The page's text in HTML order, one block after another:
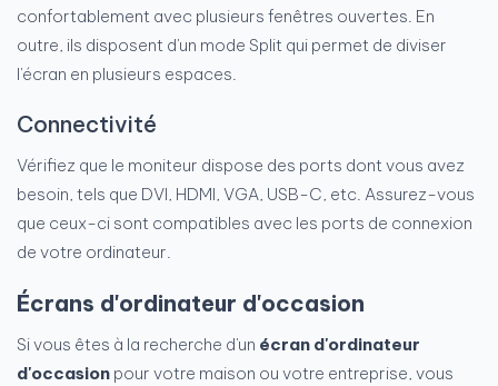
confortablement avec plusieurs fenêtres ouvertes. En
outre, ils disposent d'un mode Split qui permet de diviser
l'écran en plusieurs espaces.
Connectivité
Vérifiez que le moniteur dispose des ports dont vous avez
besoin, tels que DVI, HDMI, VGA, USB-C, etc. Assurez-vous
que ceux-ci sont compatibles avec les ports de connexion
de votre ordinateur.
Écrans d'ordinateur d'occasion
Si vous êtes à la recherche d'un écran d'ordinateur
d'occasion pour votre maison ou votre entreprise, vous